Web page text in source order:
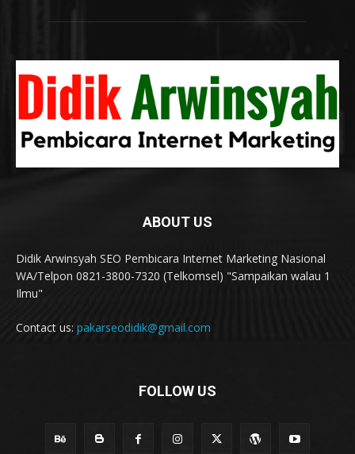
ABOUT US
Didik Arwinsyah SEO Pembicara Internet Marketing Nasional
WA/Telpon 0821-3800-7320 (Telkomsel) "Sampaikan walau 1
Ilmu"
Contact us: pakarseodidik@gmail.com
FOLLOW US